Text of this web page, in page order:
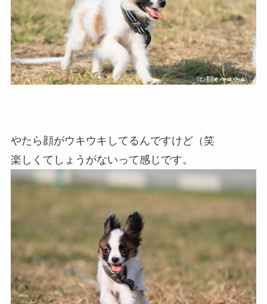
やたら顔がウキウキしてるんですけど（笑
楽しくてしょうがないって感じです。